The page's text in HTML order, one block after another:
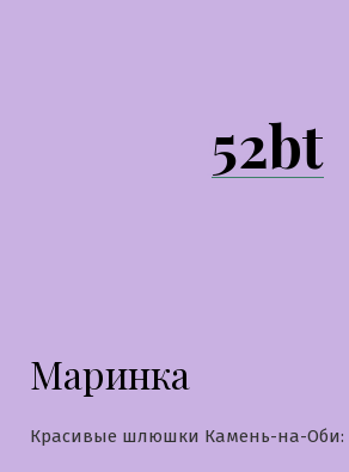
52bt
Маринка
Красивые шлюшки Камень-на-Оби: